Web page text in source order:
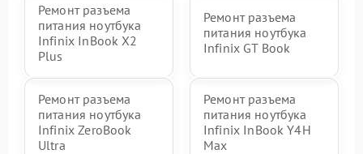
Ремонт разъема
питания ноутбука
Infinix InBook X2
Plus
Ремонт разъема
питания ноутбука
Infinix GT Book
Ремонт разъема
питания ноутбука
Infinix ZeroBook
Ultra
Ремонт разъема
питания ноутбука
Infinix InBook Y4H
Max